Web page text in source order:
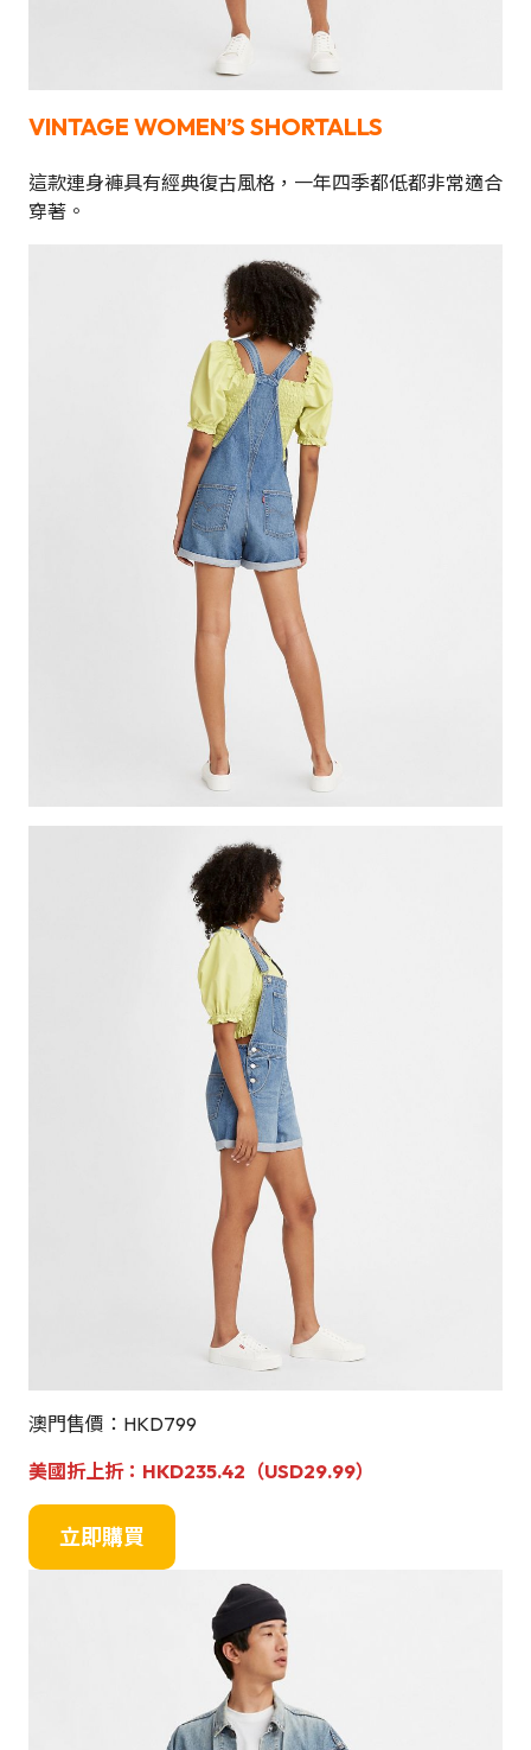
VINTAGE WOMEN’S SHORTALLS
這款連身褲具有經典復古風格，一年四季都低都非常適合
穿著。
澳門售價：HKD799
美國折上折： HKD235.42（USD29.99）
立即購買